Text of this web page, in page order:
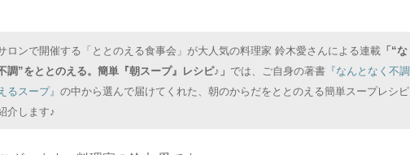
ロンで開催する「ととのえる食事会」が大人気の料理家 鈴木愛さんによる連載 「“な
調”をととのえる。簡単『朝スープ』レシピ♪」 では、ご自身の著書 『なんとなく不調
るスープ』 の中から選んで届けてくれた、朝のからだをととのえる簡単スープレシピ
介します♪